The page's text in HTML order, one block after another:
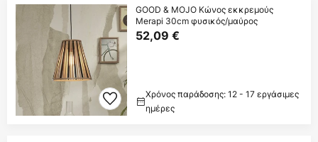
GOOD & MOJO Κώνος εκκρεμούς
Merapi 30cm φυσικός/μαύρος
52,09 €
Χρόνος παράδοσης: 12 - 17 εργάσιμες
ημέρες